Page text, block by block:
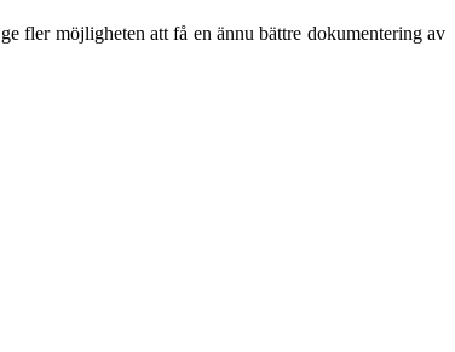
fler möjligheten att få en ännu bättre dokumentering av